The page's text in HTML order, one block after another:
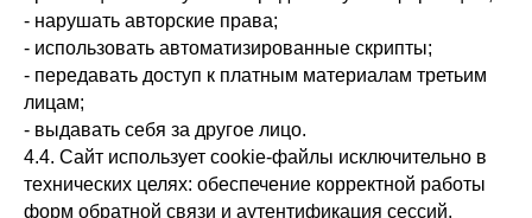
- нарушать авторские права;
- использовать автоматизированные скрипты;
- передавать доступ к платным материалам третьим
лицам;
- выдавать себя за другое лицо.
4.4. Сайт использует cookie-файлы исключительно в
технических целях: обеспечение корректной работы
форм обратной связи и аутентификация сессий.